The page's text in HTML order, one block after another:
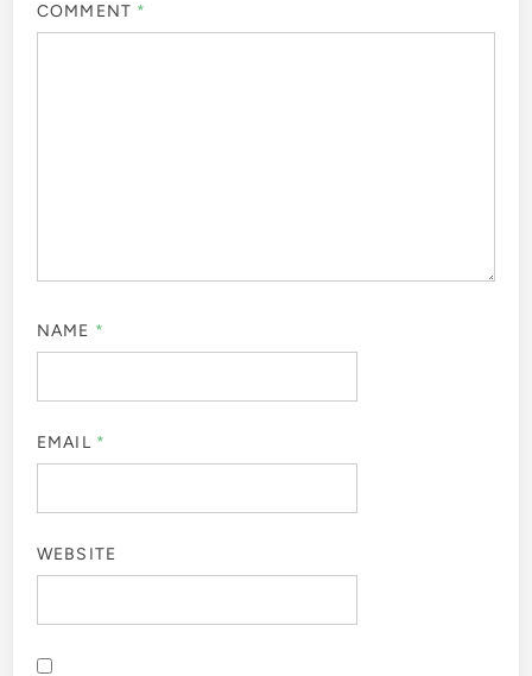
COMMENT *
NAME *
EMAIL *
WEBSITE